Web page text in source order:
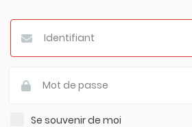
Se souvenir de moi